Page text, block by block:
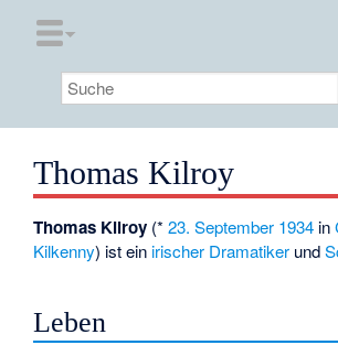
Thomas Kilroy
Thomas Kilroy (*23. September 1934 in
Kilkenny) ist ein irischer Dramatiker und
Leben